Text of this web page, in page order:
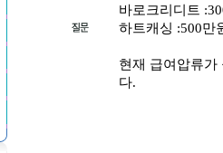
바로크리디트
하트캐싱 :500만
현재 급여압류가
다.